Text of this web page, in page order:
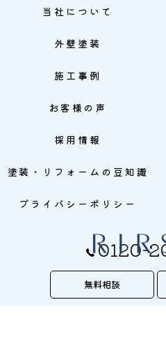
0120-
無料相談
当社について
外壁塗装
施工事例
お客様の声
採用情報
塗装・リフォームの豆知識
プライバシーポリシー
© 2026 株式会社RIRSIA